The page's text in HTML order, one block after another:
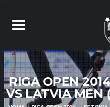
RIGA OPEN
VS LATVIA MEN